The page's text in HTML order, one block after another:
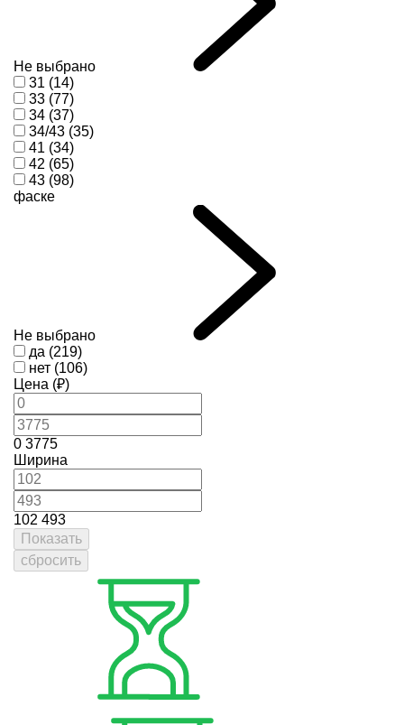
Не выбрано
31 (14)
33 (77)
34 (37)
34/43 (35)
41 (34)
42 (65)
43 (98)
фаске
Не выбрано
да (219)
нет (106)
Цена (₽)
0 3775
Ширина
102 493
Показать
сбросить